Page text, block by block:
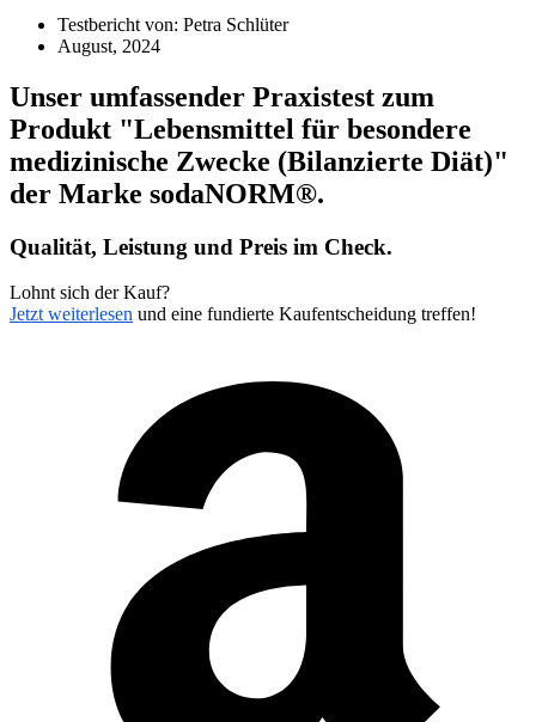
Testbericht von: Petra Schlüter
August, 2024
Unser umfassender Praxistest zum
Produkt "Lebensmittel für besondere
medizinische Zwecke (Bilanzierte Diät)"
der Marke sodaNORM®.
Qualität, Leistung und Preis im Check.
Lohnt sich der Kauf?
Jetzt weiterlesen und eine fundierte Kaufentscheidung treffen!